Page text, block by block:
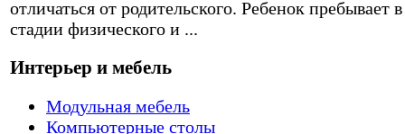
отличаться от родительского. Ребенок пребывает в
стадии физического и ...
Интерьер и мебель
Модульная мебель
Компьютерные столы